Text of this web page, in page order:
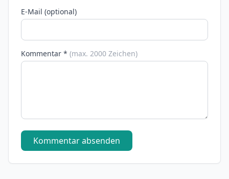
E-Mail (optional)
Kommentar * (max. 2000 Zeichen)
Kommentar absenden